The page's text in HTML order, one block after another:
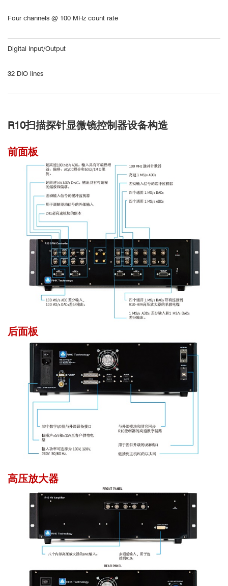
Four channels @ 100 MHz count rate
Digital Input/Output
32 DIO lines
R10扫描探针显微镜控制器设备构造
前面板
后面板
高压放大器